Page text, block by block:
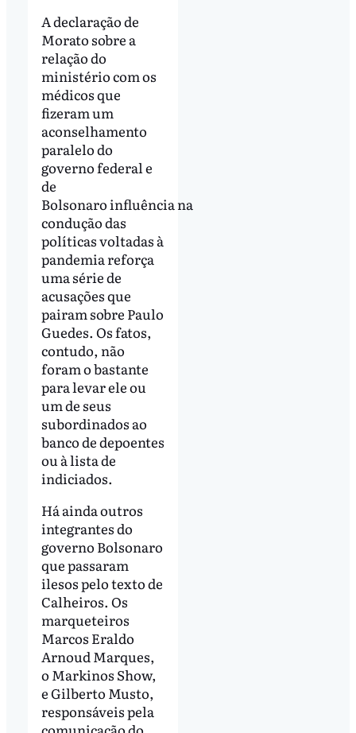
A declaração de
Morato sobre a
relação do
ministério com os
médicos que
fizeram um
aconselhamento
paralelo do
governo federal e
de
Bolsonaro influência na
condução das
políticas voltadas à
pandemia reforça
uma série de
acusações que
pairam sobre Paulo
Guedes. Os fatos,
contudo, não
foram o bastante
para levar ele ou
um de seus
subordinados ao
banco de depoentes
ou à lista de
indiciados.
Há ainda outros
integrantes do
governo Bolsonaro
que passaram
ilesos pelo texto de
Calheiros. Os
marqueteiros
Marcos Eraldo
Arnoud Marques,
o Markinos Show,
e Gilberto Musto,
responsáveis pela